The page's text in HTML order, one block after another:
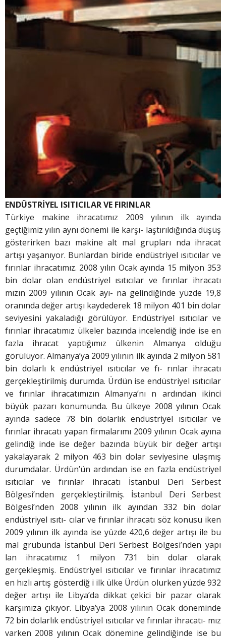
ENDÜSTRİYEL ISITICILAR VE FIRINLAR
Türkiye makine ihracatımız 2009 yılının ilk ayında
geçtiğimiz yılın aynı dönemi ile karşı- laştırıldığında düşüş
gösterirken bazı makine alt mal grupları nda ihracat
artışı yaşanıyor. Bunlardan biride endüstriyel ısıtıcılar ve
fırınlar ihracatımız. 2008 yılın Ocak ayında 15 milyon 353
bin dolar olan endüstriyel ısıtıcılar ve fırınlar ihracatı
mızın 2009 yılının Ocak ayı- na gelindiğinde yüzde 19,8
oranında değer artışı kaydederek 18 milyon 401 bin dolar
seviyesini yakaladığı görülüyor. Endüstriyel ısıtıcılar ve
fırınlar ihracatımız ülkeler bazında incelendiğ inde ise en
fazla ihracat yaptığımız ülkenin Almanya olduğu
görülüyor. Almanya’ya 2009 yılının ilk ayında 2 milyon 581
bin dolarlı k endüstriyel ısıtıcılar ve fı- rınlar ihracatı
gerçekleştirilmiş durumda. Ürdün ise endüstriyel ısıtıcılar
ve fırınlar ihracatımızın Almanya’nı n ardından ikinci
büyük pazarı konumunda. Bu ülkeye 2008 yılının Ocak
ayında sadece 78 bin dolarlık endüstriyel ısıtıcılar ve
fırınlar ihracatı yapan firmalarımı 2009 yılının Ocak ayına
gelindiğ inde ise değer bazında büyük bir değer artışı
yakalayarak 2 milyon 463 bin dolar seviyesine ulaşmış
durumdalar. Ürdün’ün ardından ise en fazla endüstriyel
ısıtıcılar ve fırınlar ihracatı İstanbul Deri Serbest
Bölgesi’nden gerçekleştirilmiş. İstanbul Deri Serbest
Bölgesi’nden 2008 yılının ilk ayından 332 bin dolar
endüstriyel ısıtı- cılar ve fırınlar ihracatı söz konusu iken
2009 yılının ilk ayında ise yüzde 420,6 değer artışı ile bu
mal grubunda İstanbul Deri Serbest Bölgesi’nden yapı
lan ihracatımız 1 milyon 731 bin dolar olarak
gerçekleşmiş. Endüstriyel ısıtıcılar ve fırınlar ihracatımız
en hızlı artış gösterdiğ i ilk ülke Ürdün olurken yüzde 932
değer artışı ile Libya’da dikkat çekici bir pazar olarak
karşımıza çıkıyor. Libya’ya 2008 yılının Ocak döneminde
72 bin dolarlık endüstriyel ısıtıcılar ve fırınlar ihracatı- mız
varken 2008 yılının Ocak dönemine gelindiğinde ise bu